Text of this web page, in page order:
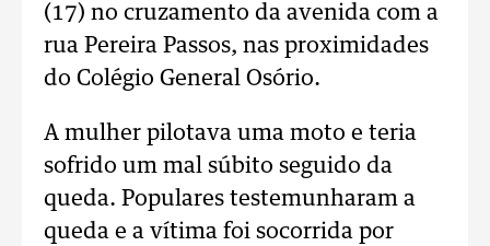
(17) no cruzamento da avenida com a
rua Pereira Passos, nas proximidades
do Colégio General Osório.
A mulher pilotava uma moto e teria
sofrido um mal súbito seguido da
queda. Populares testemunharam a
queda e a vítima foi socorrida por